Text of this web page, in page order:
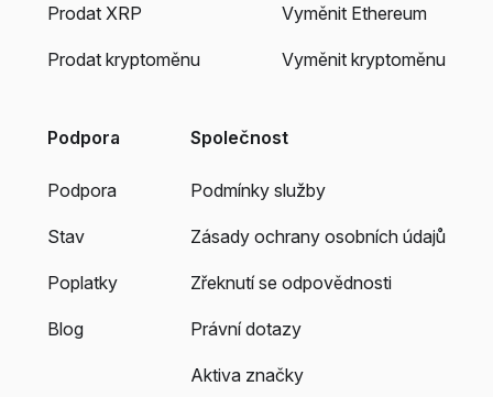
Prodat XRP
Prodat kryptoměnu
Vyměnit Ethereum
Vyměnit kryptoměnu
Podpora
Podpora
Stav
Poplatky
Blog
Společnost
Podmínky služby
Zásady ochrany osobních údajů
Zřeknutí se odpovědnosti
Právní dotazy
Aktiva značky